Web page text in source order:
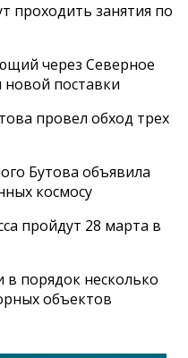
проходить занятия по
через Северное
поставки
провел обход трех
Бутова объявила
космосу
пройдут 28 марта в
порядок несколько
объектов